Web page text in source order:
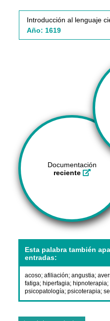
Introducción al lenguaje
Año: 1619
Documentación
reciente
Esta palabra también
entradas:
acoso;afiliación;angustia;
fatiga; hiperfagia; hipnoterapia;
psicopatología;psicoterapia;